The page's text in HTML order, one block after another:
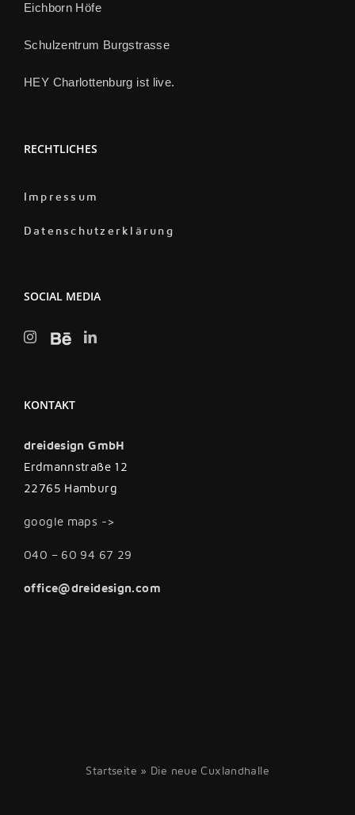
Eichborn Höfe
Schulzentrum Burgstrasse
HEY Charlottenburg ist live.
RECHTLICHES
Impressum
Datenschutzerklärung
SOCIAL MEDIA
KONTAKT
dreidesign GmbH
Erdmannstraße 12
22765 Hamburg
google maps ->
040 – 60 94 67 29
office@dreidesign.com
Startseite » Die neue Cuxlandhalle